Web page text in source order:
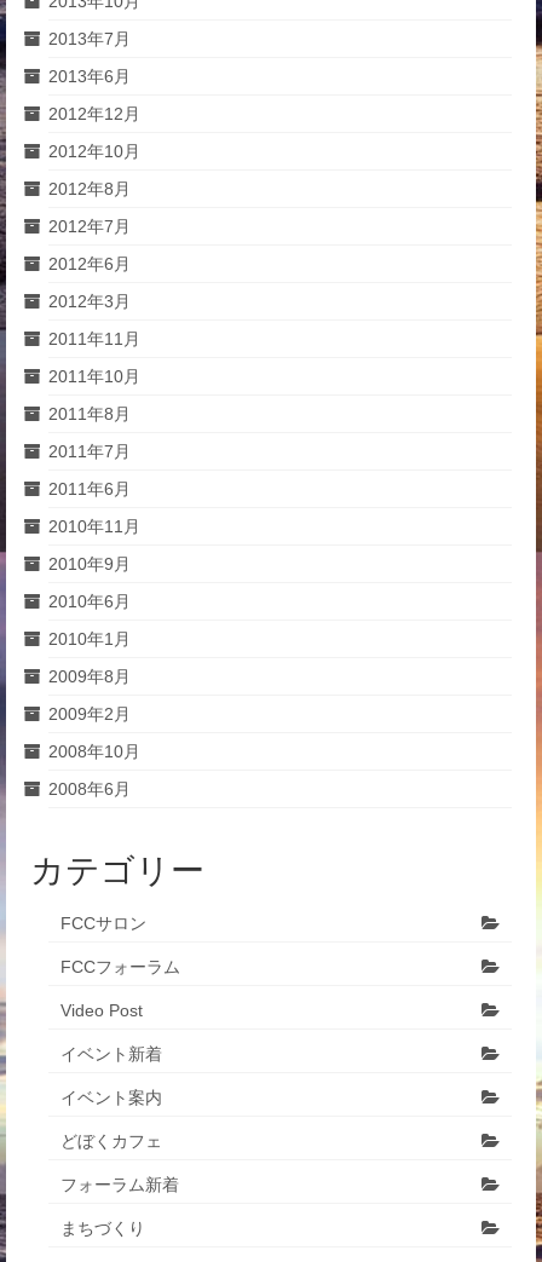
2013年7月
2013年6月
2012年12月
2012年10月
2012年8月
2012年7月
2012年6月
2012年3月
2011年11月
2011年10月
2011年8月
2011年7月
2011年6月
2010年11月
2010年9月
2010年6月
2010年1月
2009年8月
2009年2月
2008年10月
2008年6月
カテゴリー
FCCサロン
FCCフォーラム
Video Post
イベント新着
イベント案内
どぼくカフェ
フォーラム新着
まちづくり